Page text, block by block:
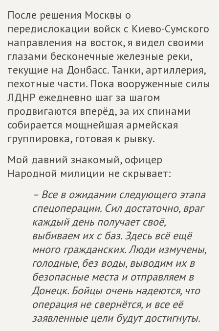
После решения Москвы о
передислокации войск с Киево-Сумского
направления на восток, я видел своими
глазами бесконечные железные реки,
текущие на Донбасс. Танки, артиллерия,
пехотные части. Пока вооруженные силы
ЛДНР ежедневно шаг за шагом
продвигаются вперёд, за их спинами
собирается мощнейшая армейская
группировка, готовая к рывку.
Мой давний знакомый, офицер
Народной милиции не скрывает:
– Все в ожидании следующего этапа
спецоперации. Сил достаточно, враг
каждый день получает своё,
выбиваем их с баз. Здесь всё ещё
много гражданских. Люди измучены,
голодные, без воды, выводим их в
безопасные места и отправляем в
Донецк. Бойцы очень надеются, что
операция не свернётся, и все её
заявленные цели будут достигнуты.